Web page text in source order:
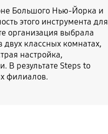
Большого Нью-Йорка и
этого инструмента для
организация выбрала
классных комнатах,
настройка,
В результате Steps to
филиалов.